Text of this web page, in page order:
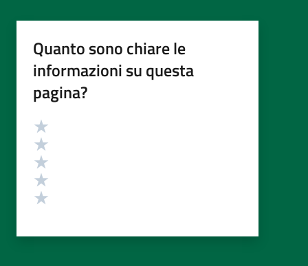
Quanto sono chiare le
informazioni su questa
pagina?
Valutazione